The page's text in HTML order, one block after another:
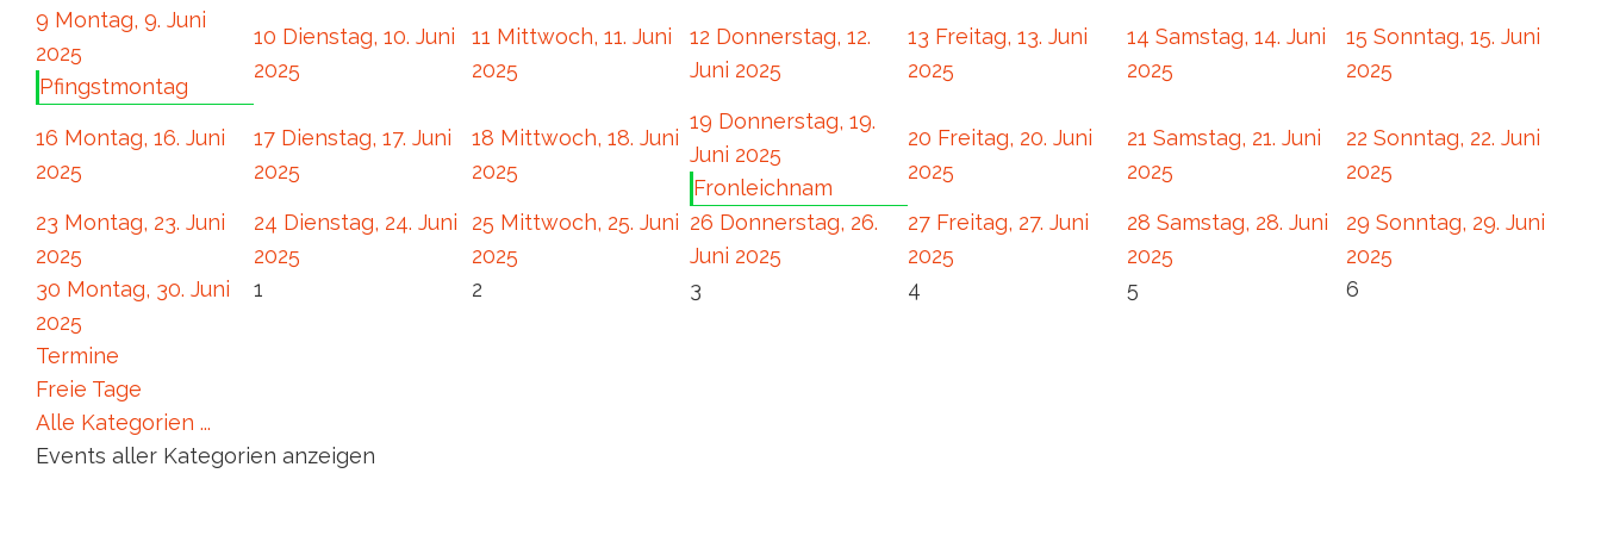
9 Montag, 9. Juni
2025
Pfingstmontag
10 Dienstag, 10. Juni
2025
11 Mittwoch, 11. Juni
2025
12 Donnerstag, 12.
Juni 2025
13 Freitag, 13. Juni
2025
14 Samstag, 14. Juni
2025
15 Sonntag, 15. Juni
2025
16 Montag, 16. Juni
2025
17 Dienstag, 17. Juni
2025
18 Mittwoch, 18. Juni
2025
19 Donnerstag, 19.
Juni 2025
Fronleichnam
20 Freitag, 20. Juni
2025
21 Samstag, 21. Juni
2025
22 Sonntag, 22. Juni
2025
23 Montag, 23. Juni
2025
24 Dienstag, 24. Juni
2025
25 Mittwoch, 25. Juni
2025
26 Donnerstag, 26.
Juni 2025
27 Freitag, 27. Juni
2025
28 Samstag, 28. Juni
2025
29 Sonntag, 29. Juni
2025
30 Montag, 30. Juni
2025
1 2 3 4 5 6
Termine
Freie Tage
Alle Kategorien ...
Events aller Kategorien anzeigen